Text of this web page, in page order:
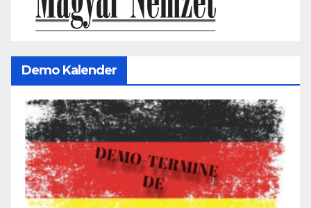
Demo Kalender